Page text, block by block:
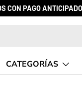
CATEGORÍAS